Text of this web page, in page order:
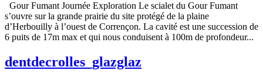
Gour Fumant Journée Exploration Le scialet du Gour Fumant
s’ouvre sur la grande prairie du site protégé de la plaine
d’Herbouilly à l’ouest de Corrençon. La cavité est une succession de
6 puits de 17m max et qui nous conduisent à 100m de profondeur...
dentdecrolles_glazglaz